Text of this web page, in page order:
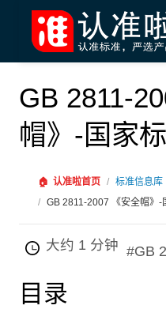
GB 2811-
帽》-国家
🏠 认准啦首页 / 标准信息库
/ GB 2811-2007 《安全帽》-
大约 1 分钟 #GB
目录